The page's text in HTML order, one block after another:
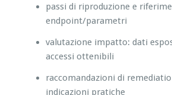
passi di riproduzione e
endpoint/parametri
valutazione impatto: dati
accessi ottenibili
raccomandazioni di
indicazioni pratiche